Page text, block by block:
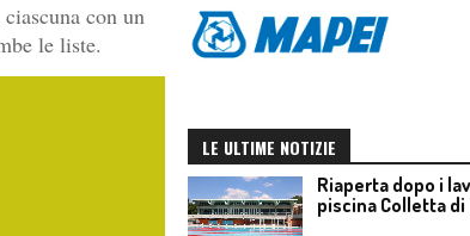
con un
le liste.
LE ULTIME NOTIZIE
Riaperta dopo i
piscina Colletta di